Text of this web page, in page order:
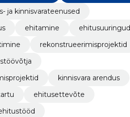
ja kinnisvarateenused
ehitamine
ehitusuuringud
rekonstrueerimisprojektid
kinnisvara arendus
ehitusettevõte